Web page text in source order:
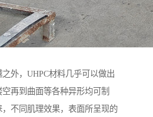
外，UHPC材料几乎可以做出
再到曲面等各种异形均可制
不同肌理效果，表面所呈现的